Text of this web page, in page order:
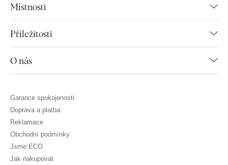
Místnosti
Příležitosti
O nás
Garance spokojenosti
Doprava a platba
Reklamace
Obchodní podmínky
Jsme ECO
Jak nakupovat